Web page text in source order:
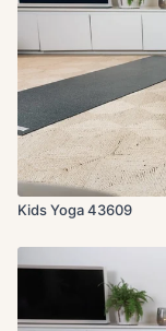
Kids Yoga 43609